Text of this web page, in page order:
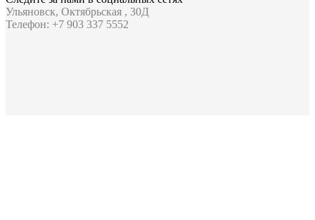
Ульяновск, Октябрьская , 30Д
Телефон: +7 903 337 5552